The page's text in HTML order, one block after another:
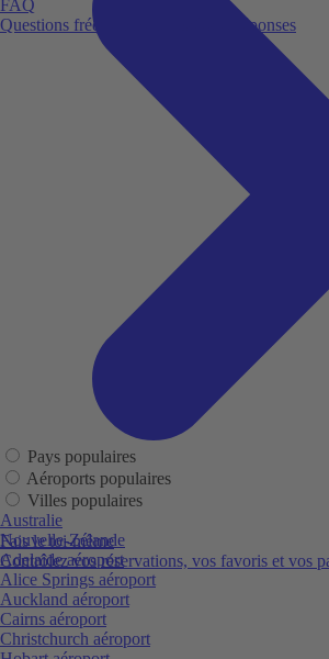
FAQ
Questions fréquemment posées et réponses
Fais le toi-même
Contrôlez vos réservations, vos favoris et vos
Pays populaires
Aéroports populaires
Villes populaires
Australie
Nouvelle-Zélande
Adelaide aéroport
Alice Springs aéroport
Auckland aéroport
Cairns aéroport
Christchurch aéroport